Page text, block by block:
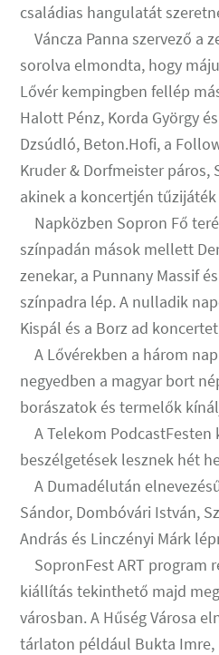
családias hangulatát
Váncza Panna szervező a
sorolva elmondta, hogy
Lővér kempingben fellép
Halott Pénz, Korda György
Dzsúdló, Beton.Hofi, a
Kruder & Dorfmeister páros,
akinek a koncertjén tűzijáték
Napközben Sopron Fő
színpadán mások mellett
zenekar, a Punnany Massif
színpadra lép. A nulladik
Kispál és a Borz ad
A Lővérekben a három
negyedben a magyar bort
borászatok és termelők
A Telekom
beszélgetések lesznek hét
A Dumadélután
Sándor, Dombóvári István,
András és Linczényi Márk
SopronFest ART program
kiállítás tekinthető majd
városban. A Hűség Városa
tárlaton például Bukta Imre,